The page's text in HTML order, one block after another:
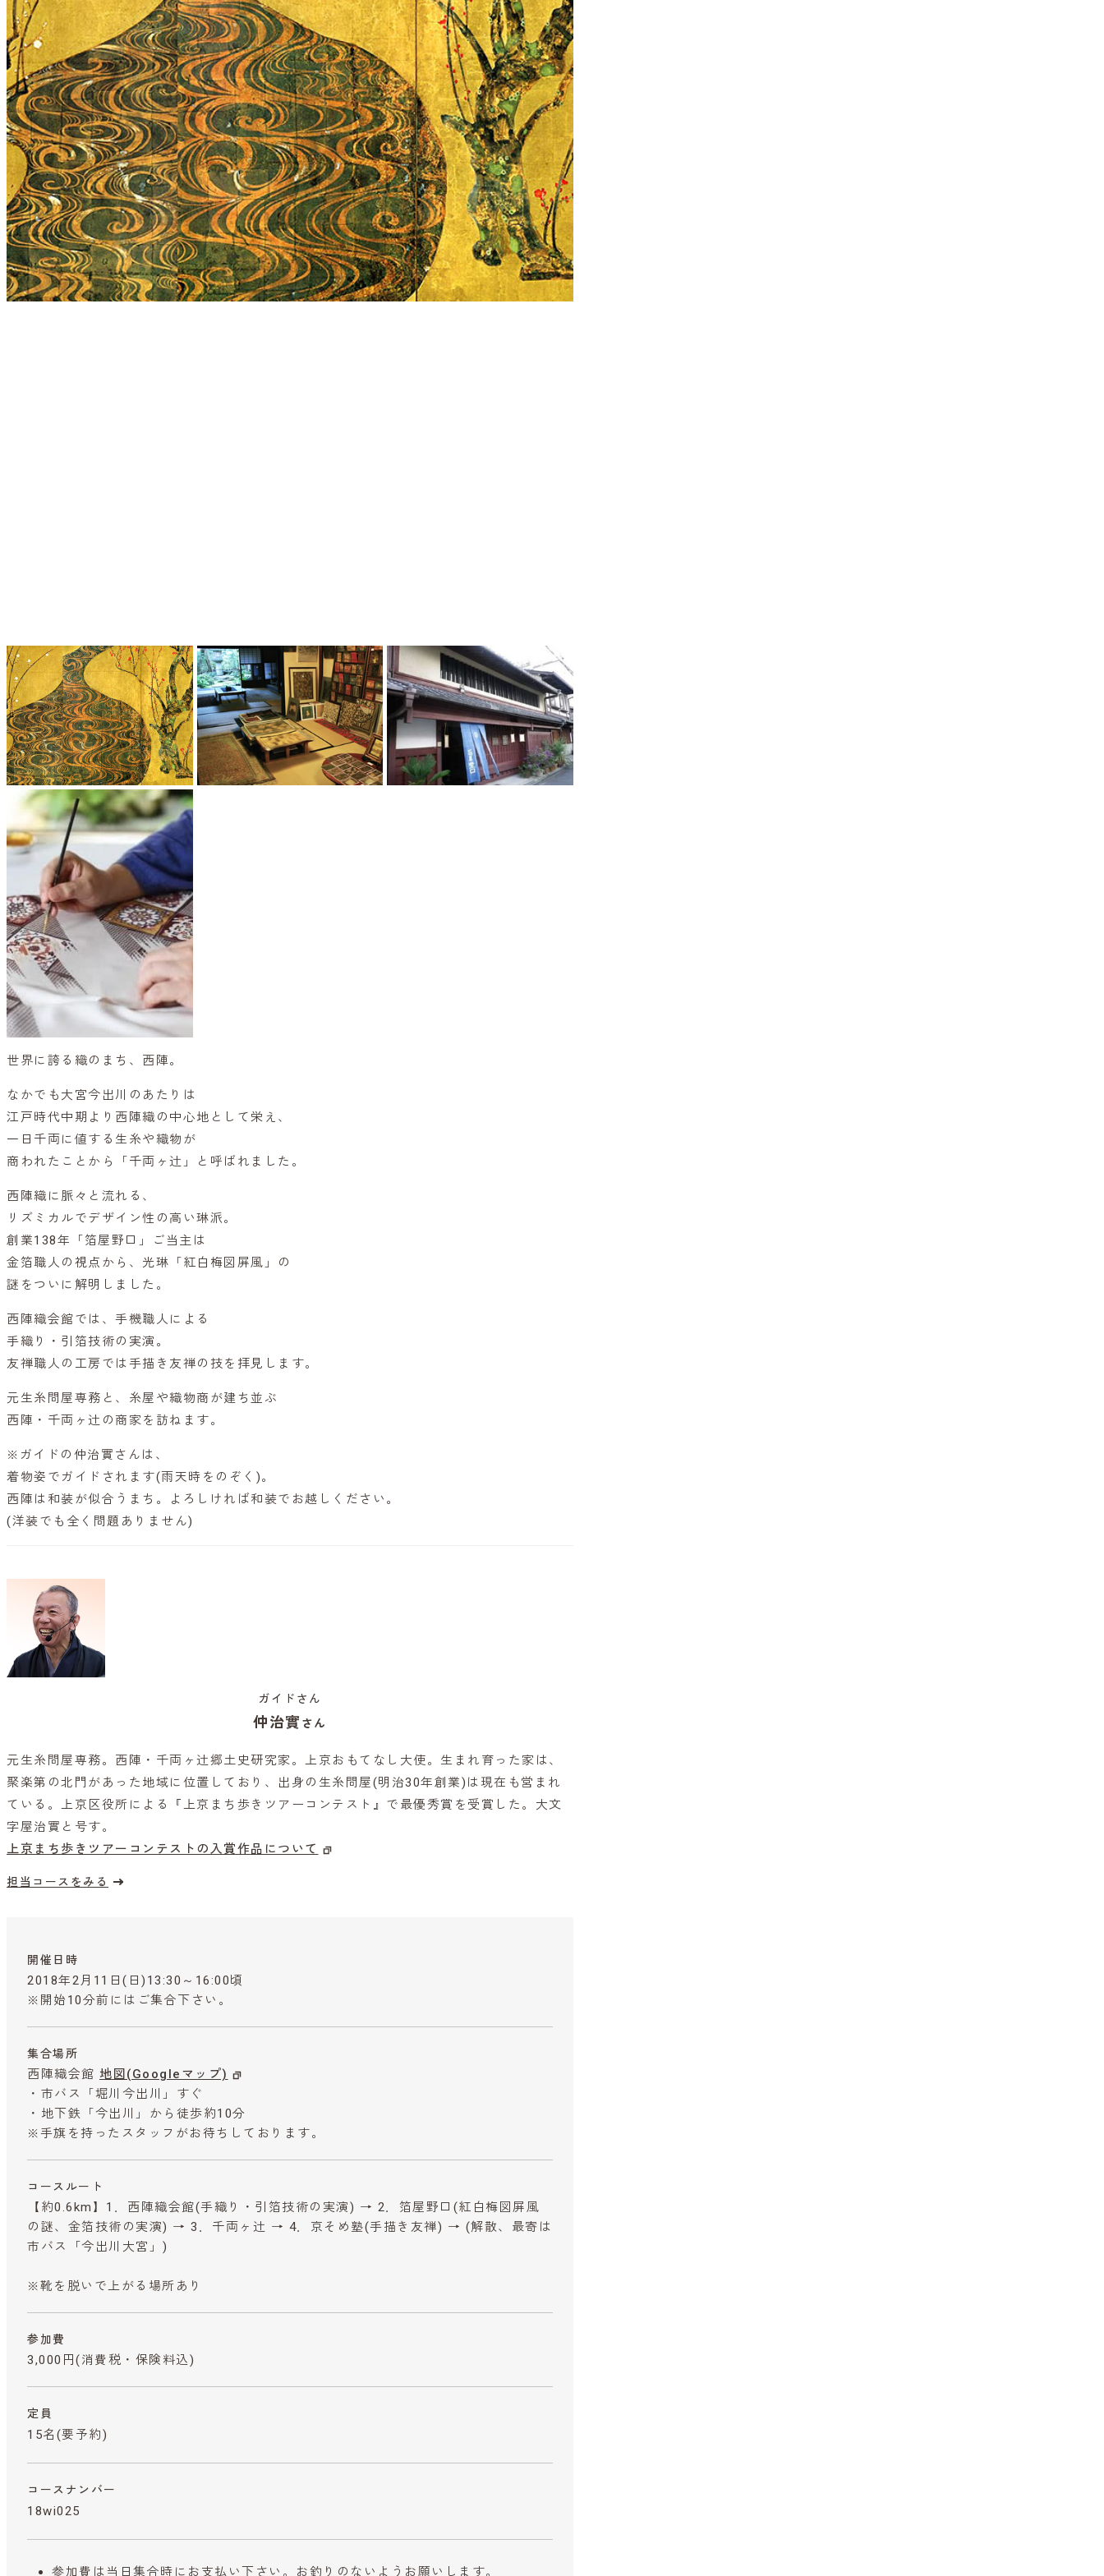
世界に誇る織のまち、西陣。
なかでも大宮今出川のあたりは
江戸時代中期より西陣織の中心地として栄え、
一日千両に値する生糸や織物が
商われたことから「千両ヶ辻」と呼ばれました。
西陣織に脈々と流れる、
リズミカルでデザイン性の高い琳派。
創業138年「箔屋野口」ご当主は
金箔職人の視点から、光琳「紅白梅図屏風」の
謎をついに解明しました。
西陣織会館では、手機職人による
手織り・引箔技術の実演。
友禅職人の工房では手描き友禅の技を拝見します。
元生糸問屋専務と、糸屋や織物商が建ち並ぶ
西陣・千両ヶ辻の商家を訪ねます。
※ガイドの仲治實さんは、
着物姿でガイドされます(雨天時をのぞく)。
西陣は和装が似合うまち。よろしければ和装でお越しください。
(洋装でも全く問題ありません)
ガイドさん
仲治實 さん
元生糸問屋専務。西陣・千両ヶ辻郷土史研究家。上京おもてなし大使。生まれ育った家は、
聚楽第の北門があった地域に位置しており、出身の生糸問屋(明治30年創業)は現在も営まれ
ている。上京区役所による『上京まち歩きツアーコンテスト』で最優秀賞を受賞した。大文
字屋治實と号す。
上京まち歩きツアーコンテストの入賞作品について
担当コースをみる
開催日時
2018年2月11日(日)13:30～16:00頃
※開始10分前にはご集合下さい。
集合場所
西陣織会館 地図(Googleマップ)
・市バス「堀川今出川」すぐ
・地下鉄「今出川」から徒歩約10分
※手旗を持ったスタッフがお待ちしております。
コースルート
【約0.6km】1．西陣織会館(手織り・引箔技術の実演) → 2．箔屋野口(紅白梅図屏風
の謎、金箔技術の実演) → 3．千両ヶ辻 → 4．京そめ塾(手描き友禅) → (解散、最寄は
市バス「今出川大宮」)
※靴を脱いで上がる場所あり
参加費
3,000円 (消費税・保険料込)
定員
15名(要予約)
コースナンバー
18wi025
参加費は当日集合時にお支払い下さい。お釣りのないようお願いします。